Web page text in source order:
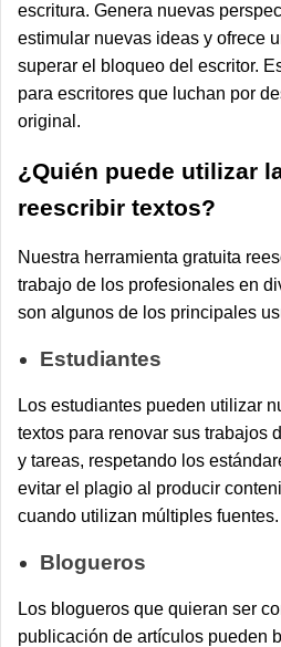
escritura. Genera nuevas
estimular nuevas ideas y ofrece
superar el bloqueo del escritor.
para escritores que luchan por
original.
¿Quién puede utilizar
reescribir textos?
Nuestra herramienta gratuita
trabajo de los profesionales en
son algunos de los principales
Estudiantes
Los estudiantes pueden utilizar
textos para renovar sus trabajos
y tareas, respetando los
evitar el plagio al producir
cuando utilizan múltiples fuentes.
Blogueros
Los blogueros que quieran ser
publicación de artículos pueden